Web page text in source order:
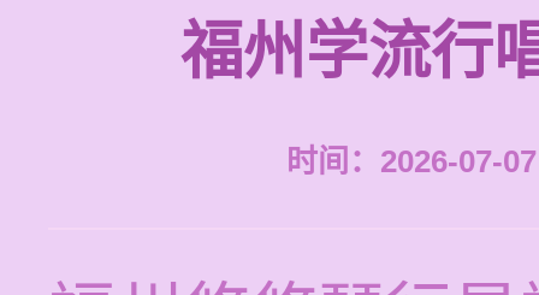
福州学流行
时间：2026-07-